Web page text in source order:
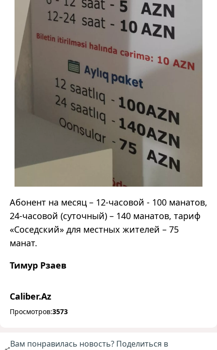
Абонент на месяц – 12-часовой - 100 манатов,
24-часовой (суточный) – 140 манатов, тариф
«Соседский» для местных жителей – 75
манат.
Тимур Рзаев
Caliber.Az
Просмотров:3573
Вам понравилась новость? Поделиться в